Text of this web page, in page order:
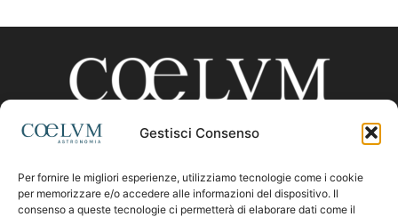
Gestisci Consenso
Per fornire le migliori esperienze, utilizziamo tecnologie come i cookie
per memorizzare e/o accedere alle informazioni del dispositivo. Il
consenso a queste tecnologie ci permetterà di elaborare dati come il
CHI SIAMO